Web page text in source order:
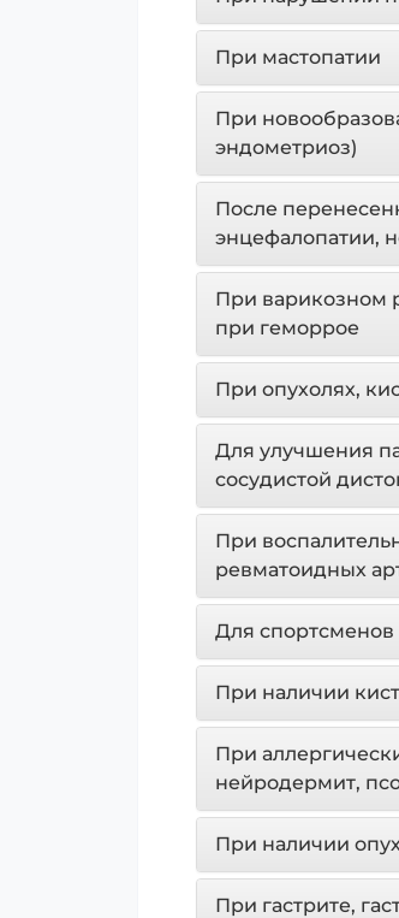
При мастопатии
При
эндометриоз)
После
энцефалопатии,
При варикозном
при геморрое
При опухолях,
Для улучшения
сосудистой
При
ревматоидных
Для спортсменов
При наличии
При
нейродермит,
При наличии
При гастрите,